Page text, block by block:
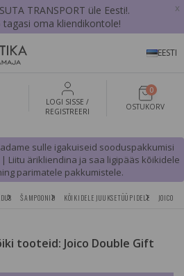
TRANSPORT üle Eesti!.
tagasi oma kliendikontole!
x
EESTI
LOGI SISSE /
REGISTREERI
0
OSTUKORV
sulle igakuiseid sooduspakkumisi
Liitu ärikliendina ja saa ligipääs kõikidele
parimatele pakkumistele.
ŠAMPOONID KÕIKIDELE JUUKSETÜÜPIDELE JOICO
tooteid: Joico Double Gift